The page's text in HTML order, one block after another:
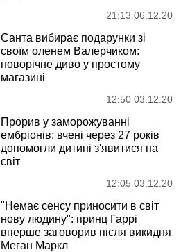
21:13 06.12.20
Санта вибирає подарунки зі
своїм оленем Валерчиком:
новорічне диво у простому
магазині
12:50 03.12.20
Прорив у заморожуванні
ембріонів: вчені через 27 років
допомогли дитині з'явитися на
світ
12:05 03.12.20
"Немає сенсу приносити в світ
нову людину": принц Гаррі
вперше заговорив після викидня
Меган Маркл